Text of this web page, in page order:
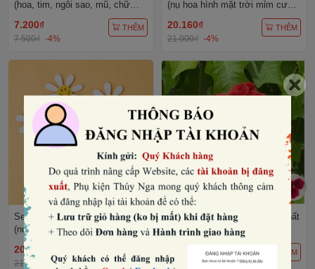
(hoa, tim, ngôi sao, mũ, chữ
7.200₫
7.500₫ -4%
THÊM
(nụ hoa hình mặt trời mỉm cười)
20.160₫
21.000₫ -4%
THÊM
Set 45 cây cắm hình bông hoa
(nụ hoa hình mặt trời mỉm cười)
-MÀU TRẮNG.
20.160₫
21.000₫ -4%
THÊM
Gói 50 bông hoa hồng xoắn chất
liệu giấy kt 3.5cm -ĐỎ.
48.000₫ -4%
THÊM